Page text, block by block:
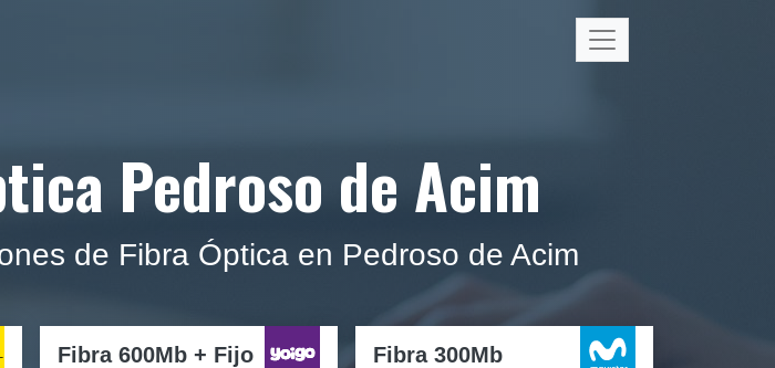
Pedroso de Acim
de Fibra Óptica en Pedroso de Acim
Fibra 600Mb + Fijo Fibra 300Mb